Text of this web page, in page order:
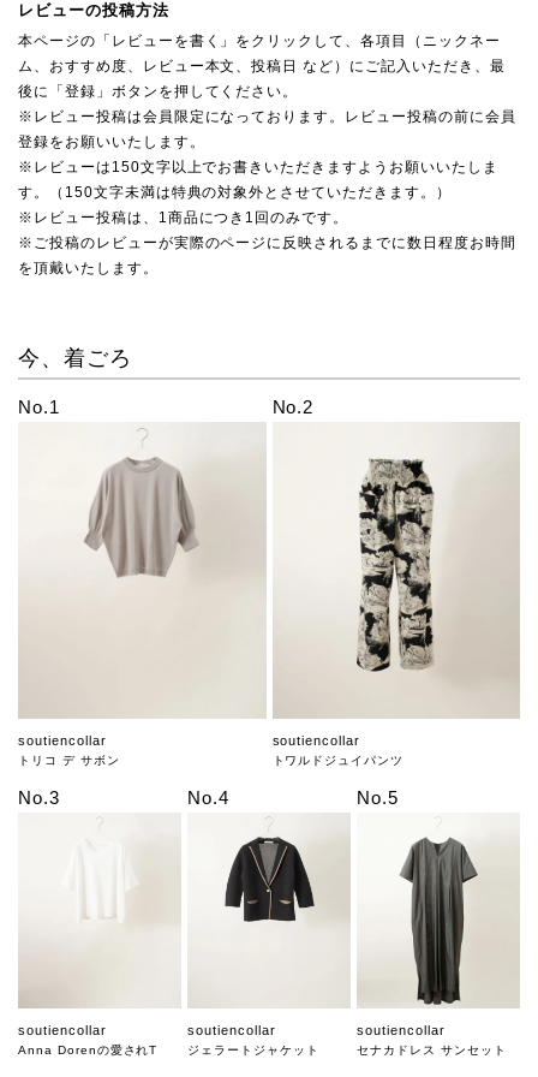
レビューの投稿方法
本ページの「レビューを書く」をクリックして、各項目（ニックネー
ム、おすすめ度、レビュー本文、投稿日 など）にご記入いただき、最
後に「登録」ボタンを押してください。
※レビュー投稿は会員限定になっております。レビュー投稿の前に会員
登録をお願いいたします。
※レビューは150文字以上でお書きいただきますようお願いいたしま
す。（150文字未満は特典の対象外とさせていただきます。）
※レビュー投稿は、1商品につき1回のみです。
※ご投稿のレビューが実際のページに反映されるまでに数日程度お時間
を頂戴いたします。
今、着ごろ
No.1
soutiencollar
トリコ デ サボン
No.2
soutiencollar
トワルドジュイパンツ
No.3
soutiencollar
Anna Dorenの愛されT
No.4
soutiencollar
ジェラートジャケット
No.5
soutiencollar
セナカドレス サンセット